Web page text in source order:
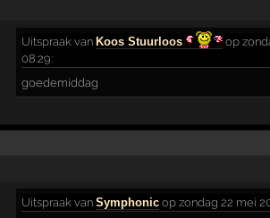
Uitspraak van Koos Stuurloos
op
08:29:
goedemiddag
Uitspraak vanSymphonic op zondag 22 mei